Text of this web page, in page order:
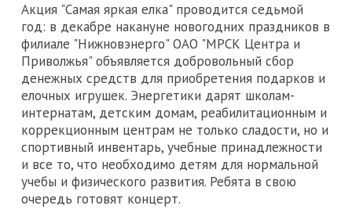
Акция "Самая яркая елка" проводится седьмой
год: в декабре накануне новогодних праздников в
филиале "Нижновэнерго" ОАО "МРСК Центра и
Приволжья" объявляется добровольный сбор
денежных средств для приобретения подарков и
елочных игрушек. Энергетики дарят школам-
интернатам, детским домам, реабилитационным и
коррекционным центрам не только сладости, но и
спортивный инвентарь, учебные принадлежности
и все то, что необходимо детям для нормальной
учебы и физического развития. Ребята в свою
очередь готовят концерт.